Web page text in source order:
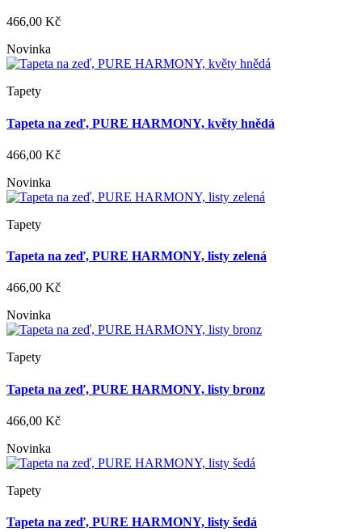
466,00 Kč
Novinka
Tapety
Tapeta na zeď, PURE HARMONY, květy hnědá
466,00 Kč
Novinka
Tapety
Tapeta na zeď, PURE HARMONY, listy zelená
466,00 Kč
Novinka
Tapety
Tapeta na zeď, PURE HARMONY, listy bronz
466,00 Kč
Novinka
Tapety
Tapeta na zeď, PURE HARMONY, listy šedá